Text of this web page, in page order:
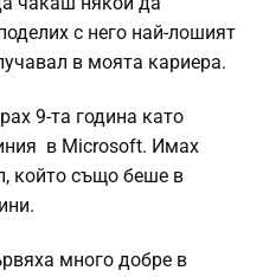
с него най-лошият
в моята кариера.
9-та година като
в Microsoft. Имах
който също беше в
много добре в